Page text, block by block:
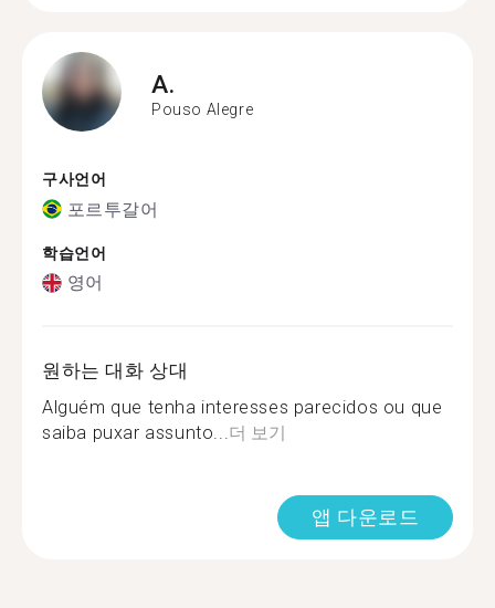
A.
Pouso Alegre
구사언어
포르투갈어
학습언어
영어
원하는 대화 상대
Alguém que tenha interesses parecidos ou que
saiba puxar assunto...더 보기
앱 다운로드